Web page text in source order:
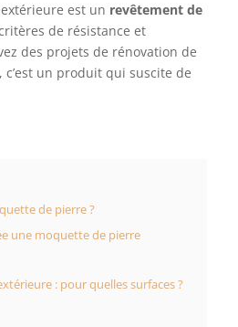
est un revêtement de
de résistance et
des projets de rénovation de
c’est un produit qui suscite de
de pierre ?
une moquette de pierre
: pour quelles surfaces ?